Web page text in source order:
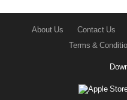
About Us Contact Us
Terms &